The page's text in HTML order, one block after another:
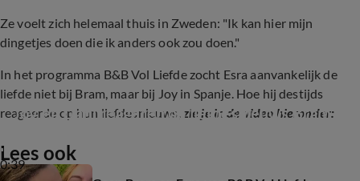
Ze voelt zich helemaal thuis in Zweden: "Ik kan hier mijn
dingetjes doen die ik anders ook zou doen."
In het programma B&B Vol Liefde zocht Esra aanvankelijk de
liefde niet bij Bram, maar bij Joy in Spanje. Hoe hij destijds
reageerde op hun liefdesnieuws, zie je in de video hieronder:
0:39
Joy en Dani reageren op liefdesnieuws Bram
Lees ook